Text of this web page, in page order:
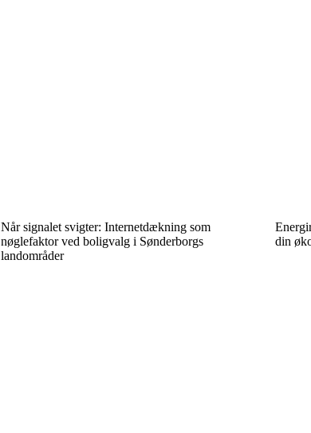
Når signalet svigter: Internetdækning som
nøglefaktor ved boligvalg i Sønderborgs
landområder
din